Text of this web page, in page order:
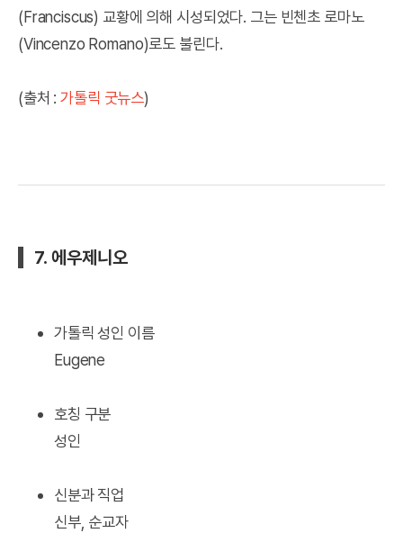
(Franciscus) 교황에 의해 시성되었다. 그는 빈첸초 로마노
(Vincenzo Romano)로도 불린다.
(출처 :가톨릭 굿뉴스)
7. 에우제니오
가톨릭 성인 이름
Eugene
호칭 구분
성인
신분과 직업
신부, 순교자